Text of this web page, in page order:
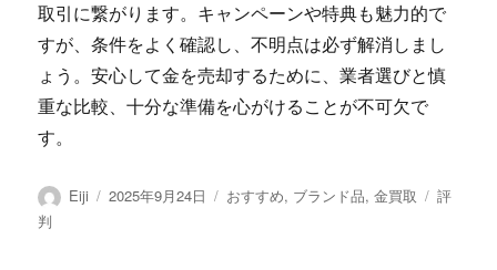
取引に繋がります。キャンペーンや特典も魅力的で
すが、条件をよく確認し、不明点は必ず解消しまし
ょう。安心して金を売却するために、業者選びと慎
重な比較、十分な準備を心がけることが不可欠で
す。
投
Eiji
投
2025年9月24日
カ
おすすめ, ブランド品,金買取
タ
評
判